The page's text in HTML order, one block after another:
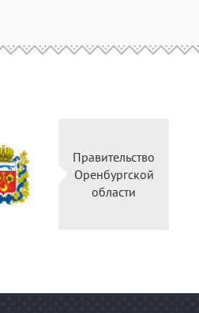
Правительство
Оренбургской
области